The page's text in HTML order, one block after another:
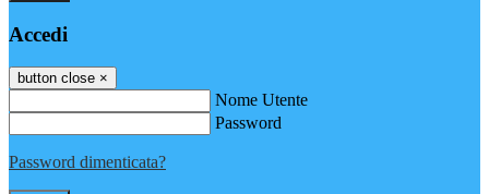
Accedi
button close ×
Nome Utente
Password
Password dimenticata?